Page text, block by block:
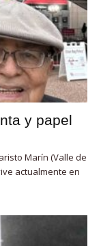
y papel
Marín (Valle de
actualmente en